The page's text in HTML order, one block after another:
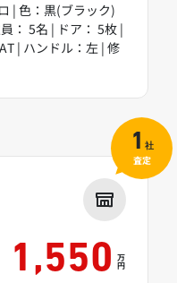
| 色：黒(ブラック)
： 5名 | ドア： 5枚 |
| ハンドル：左 | 修
1,550 万
円
1 社
査定